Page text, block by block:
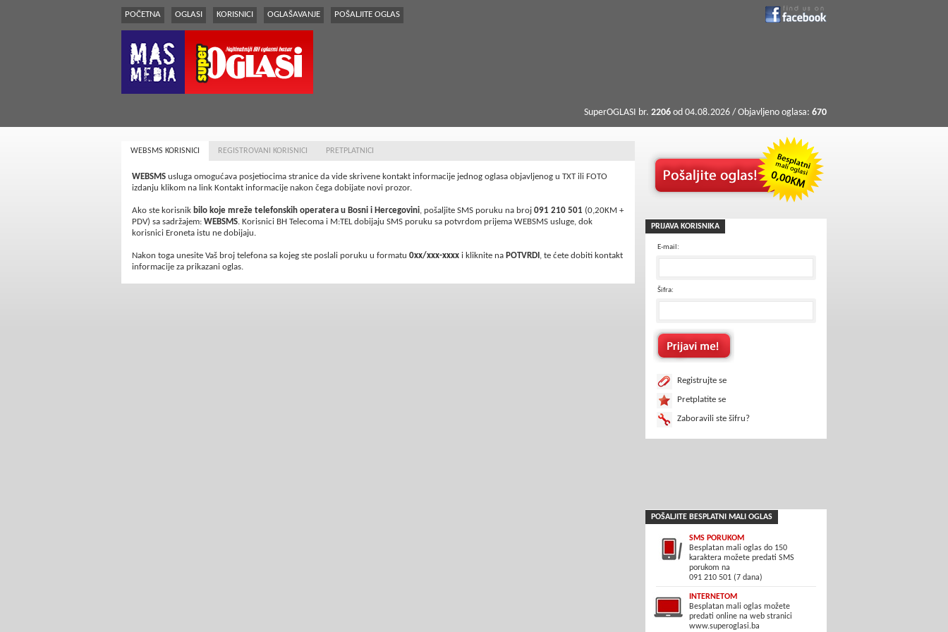
POČETNA OGLASI KORISNICI OGLAŠAVANJE POŠALJITE OGLAS
SuperOGLASI br. 2206 od 04.08.2026 / Objavljeno oglasa: 670
WEBSMS KORISNICI REGISTROVANI KORISNICI PRETPLATNICI
WEBSMS usluga omogućava posjetiocima stranice da vide skrivene kontakt informacije jednog oglasa objavljenog u TXT ili FOTO
izdanju klikom na link Kontakt informacije nakon čega dobijate novi prozor.
Ako ste korisnik bilo koje mreže telefonskih operatera u Bosni i Hercegovini, pošaljite SMS poruku na broj 091 210 501 (0,20KM +
PDV) sa sadržajem: WEBSMS. Korisnici BH Telecoma i M:TEL dobijaju SMS poruku sa potvrdom prijema WEBSMS usluge, dok
korisnici Eroneta istu ne dobijaju.
Nakon toga unesite Vaš broj telefona sa kojeg ste poslali poruku u formatu 0xx/xxx-xxxx i kliknite na POTVRDI , te ćete dobiti kontakt
informacije za prikazani oglas.
PRIJAVA KORISNIKA
E-mail:
Šifra:
Registrujte se
Pretplatite se
Zaboravili ste šifru?
POŠALJITE BESPLATNI MALI OGLAS
SMS PORUKOM
Besplatan mali oglas do 150
karaktera možete predati SMS
porukom na
091 210 501 (7 dana)
INTERNETOM
Besplatan mali oglas možete
predati online na web stranici
www.superoglasi.ba